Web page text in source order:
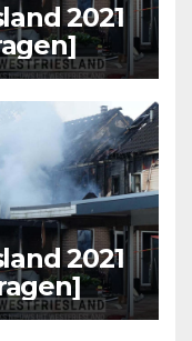
2021
2021